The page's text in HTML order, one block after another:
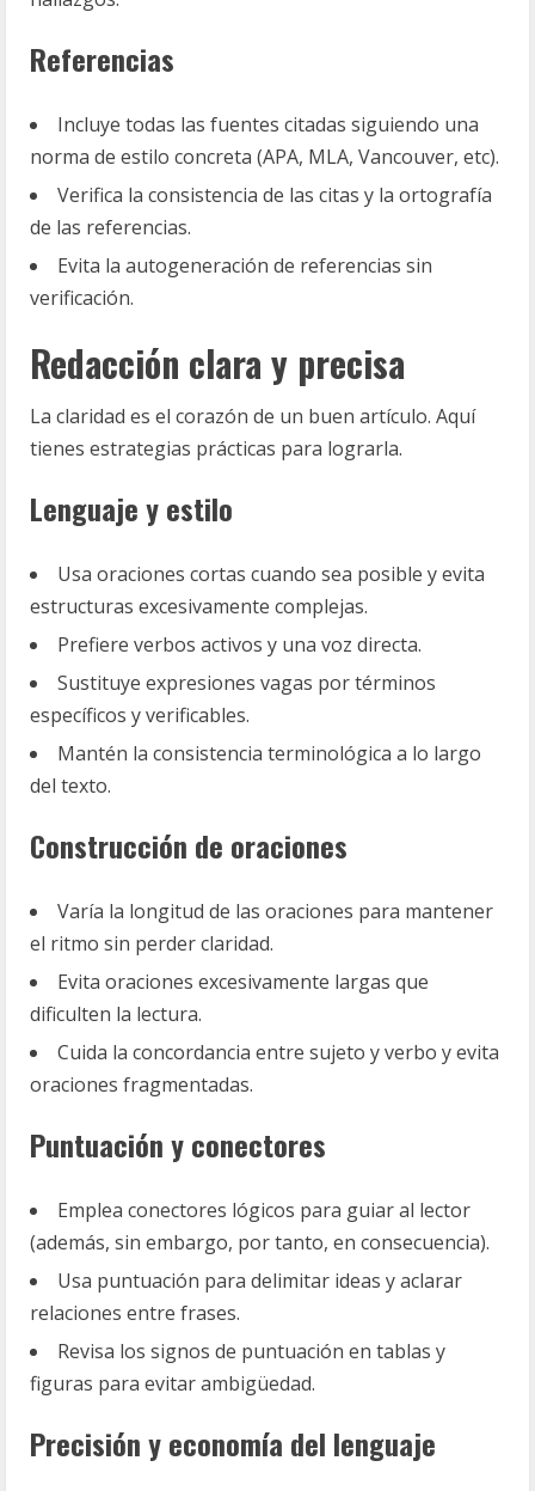
Referencias
Incluye todas las fuentes citadas siguiendo una
norma de estilo concreta (APA, MLA, Vancouver, etc).
Verifica la consistencia de las citas y la ortografía
de las referencias.
Evita la autogeneración de referencias sin
verificación.
Redacción clara y precisa
La claridad es el corazón de un buen artículo. Aquí
tienes estrategias prácticas para lograrla.
Lenguaje y estilo
Usa oraciones cortas cuando sea posible y evita
estructuras excesivamente complejas.
Prefiere verbos activos y una voz directa.
Sustituye expresiones vagas por términos
específicos y verificables.
Mantén la consistencia terminológica a lo largo
del texto.
Construcción de oraciones
Varía la longitud de las oraciones para mantener
el ritmo sin perder claridad.
Evita oraciones excesivamente largas que
dificulten la lectura.
Cuida la concordancia entre sujeto y verbo y evita
oraciones fragmentadas.
Puntuación y conectores
Emplea conectores lógicos para guiar al lector
(además, sin embargo, por tanto, en consecuencia).
Usa puntuación para delimitar ideas y aclarar
relaciones entre frases.
Revisa los signos de puntuación en tablas y
figuras para evitar ambigüedad.
Precisión y economía del lenguaje